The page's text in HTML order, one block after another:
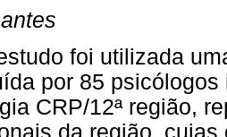
foi utilizada
por 85
CRP/12ª região,